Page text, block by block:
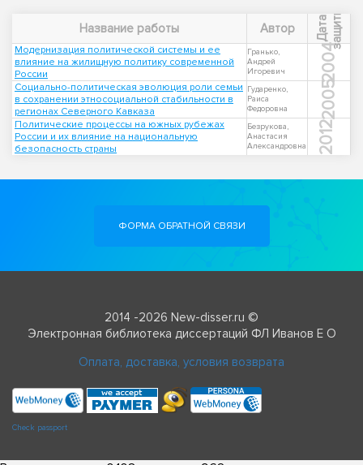
Название работы Автор Д
а
т
а
з
а
щ
и
т ы
Модернизация политической системы и ее
влияние на жилищную политику современной
России
Гранько,
Андрей
Игоревич
2004
Социально-политическая эволюция роли семьи
в сохранении этносоциальной стабильности в
регионах Северного Кавказа
Гударенко,
Раиса
Федоровна
2005
Политические процессы на южных рубежах
России и их влияние на национальную
безопасность страны
Безрукова,
Анастасия
Александровна
2012
ФОРМА ОБРАТНОЙ СВЯЗИ
2014 -2026 New-disser.ru ©
Электронная библиотека диссертаций ФЛ Иванов Е О
Оплата, доставка, условия возврата
Check passport